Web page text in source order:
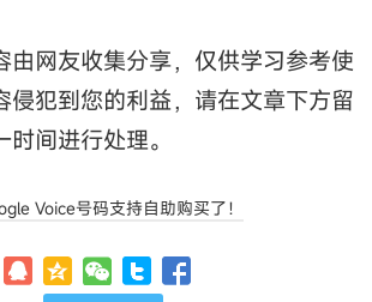
由网友收集分享，仅供学习参考使
侵犯到您的利益，请在文章下方留
间进行处理。
Voice号码支持自助购买了！